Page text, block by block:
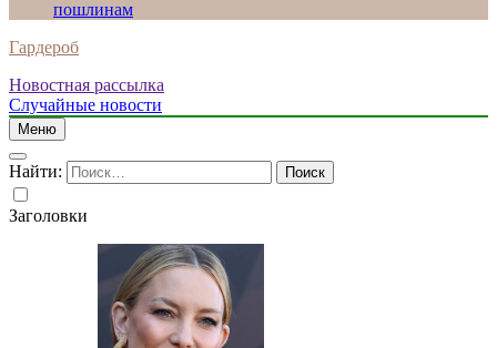
пошлинам
Гардероб
Новостная рассылка
Случайные новости
Меню
Найти:
Заголовки